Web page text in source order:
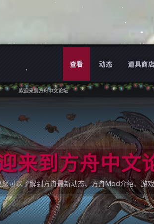
查看 动态 道具商店
中文论坛
来到方舟中文
可以了解到方舟最新动态、方舟Mod介绍、游